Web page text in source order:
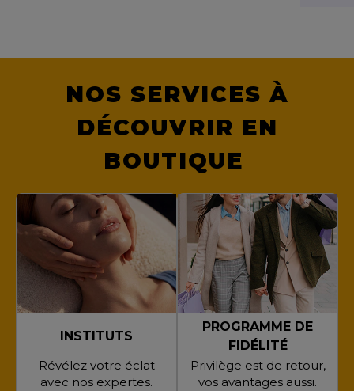
NOS SERVICES À
DÉCOUVRIR EN
BOUTIQUE
INSTITUTS
Révélez votre éclat
avec nos expertes.
PROGRAMME DE
FIDÉLITÉ
Privilège est de retour,
vos avantages aussi.